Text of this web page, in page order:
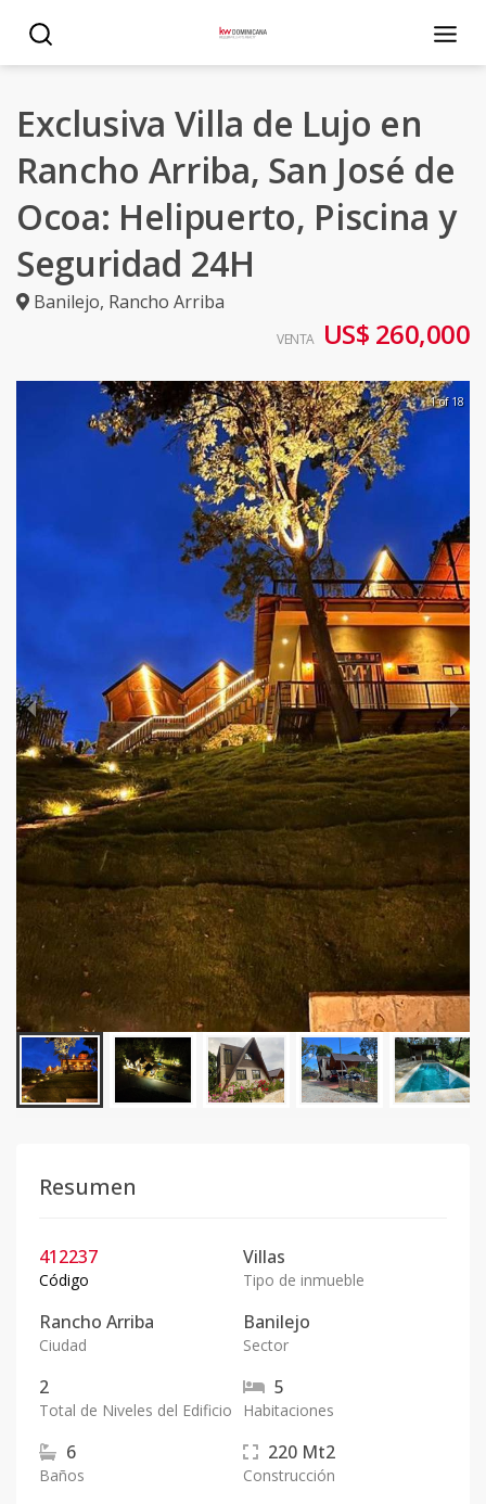
Exclusiva Villa de Lujo en
Rancho Arriba, San José de
Ocoa: Helipuerto, Piscina y
Seguridad 24H
Banilejo, Rancho Arriba
VENTA US$ 260,000
1 of 18
Resumen
412237
Código
Villas
Tipo de inmueble
Rancho Arriba
Ciudad
Banilejo
Sector
2
Total de Niveles del Edificio
5
Habitaciones
6
Baños
220 Mt2
Construcción